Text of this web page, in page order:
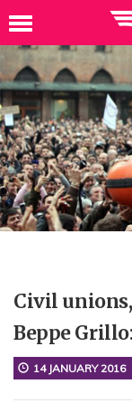
Civil
Beppe
14 JANUARY 2016